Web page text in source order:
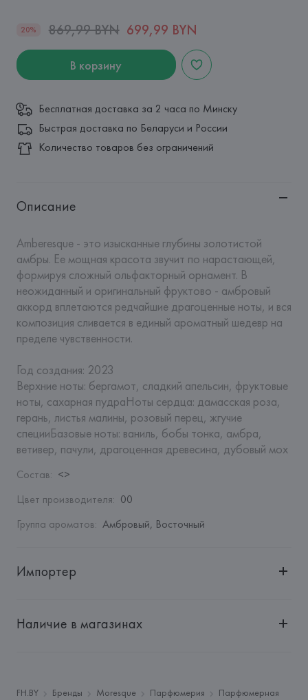
20% 869,99 BYN 699,99 BYN
В корзину
Бесплатная доставка за 2 часа по Минску
Быстрая доставка по Беларуси и России
Количество товаров без ограничений
Описание
Amberesque - это изысканные глубины золотистой
амбры. Ее мощная красота звучит по нарастающей,
формируя сложный ольфакторный орнамент. В
неожиданный и оригинальный фруктово - амбровый
аккорд вплетаются редчайшие драгоценные ноты, и вся
композиция сливается в единый ароматный шедевр на
пределе чувственности.
Год создания: 2023
Верхние ноты: бергамот, сладкий апельсин, фруктовые
ноты, сахарная пудраНоты сердца: дамасская роза,
герань, листья малины, розовый перец, жгучие
специиБазовые ноты: ваниль, бобы тонка, амбра,
ветивер, пачули, драгоценная древесина, дубовый мох
Состав: <>
Цвет производителя: 00
Группа ароматов: Амбровый, Восточный
Импортер
"БелВиринея"
Адрес:
ИТАЛИЯ,
HIC BEAUTY S.r.l.,
Наличие в магазинах
FH.BY Бренды Moresque Парфюмерия
Парфюмерная